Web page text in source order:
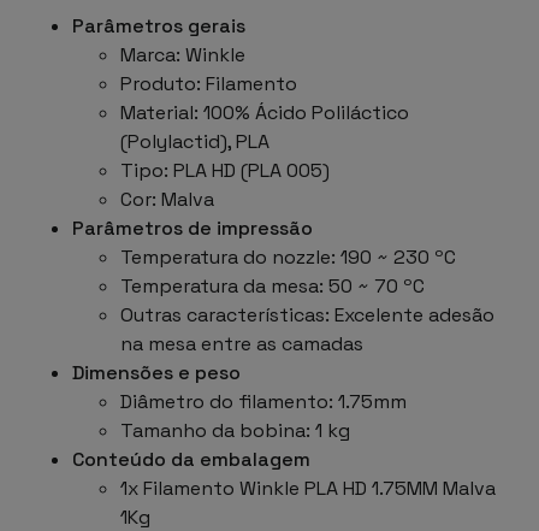
Parâmetros gerais
Marca: Winkle
Produto: Filamento
Material: 100% Ácido Poliláctico
(Polylactid), PLA
Tipo: PLA HD (PLA 005)
Cor: Malva
Parâmetros de impressão
Temperatura do nozzle: 190 ~ 230 ºC
Temperatura da mesa: 50 ~ 70 ºC
Outras características: Excelente adesão
na mesa entre as camadas
Dimensões e peso
Diâmetro do filamento: 1.75mm
Tamanho da bobina: 1 kg
Conteúdo da embalagem
1x Filamento Winkle PLA HD 1.75MM Malva
1Kg